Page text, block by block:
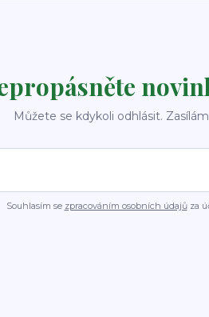
Můžete se kdykoli odhlásit.
Souhlasím se zpracováním osobních údajůza